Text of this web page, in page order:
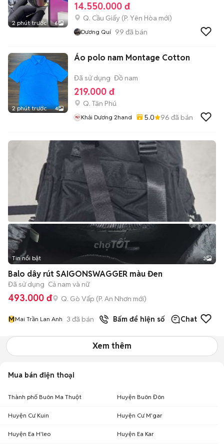
2 phút trước 6
14.550.000 đ
Q. Cầu Giấy (P. Yên Hòa mới)
Dương Quí 99 đã bán
2 phút trước 4
Áo polo nam Montage Cotton
Đã sử dụng Đồ nam
219.000 đ
Q. Tân Phú
Khải Dương 2hand 5.0 96 đã bán
Tin nổi bật 3
Balo dây rút SAIGONSWAGGER màu Đen
Đã sử dụng Cả nam và nữ
493.000 đ Q. Gò Vấp (P. An Nhơn mới)
MMai Trần Lan Anh 3 đã bán Bấm để hiện số Chat
Xem thêm
Mua bán điện thoại
Thành phố Buôn Ma Thuột Huyện Buôn Đôn
Huyện Cư Kuin Huyện Cư M'gar
Huyện Ea H'leo Huyện Ea Kar